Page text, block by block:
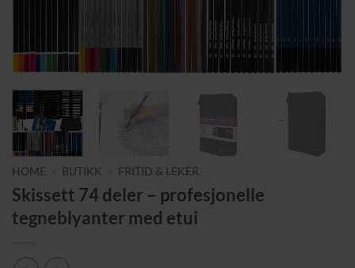
HOME BUTIKK FRITID & LEKER
Skissett 74 deler – profesjonelle
tegneblyanter med etui